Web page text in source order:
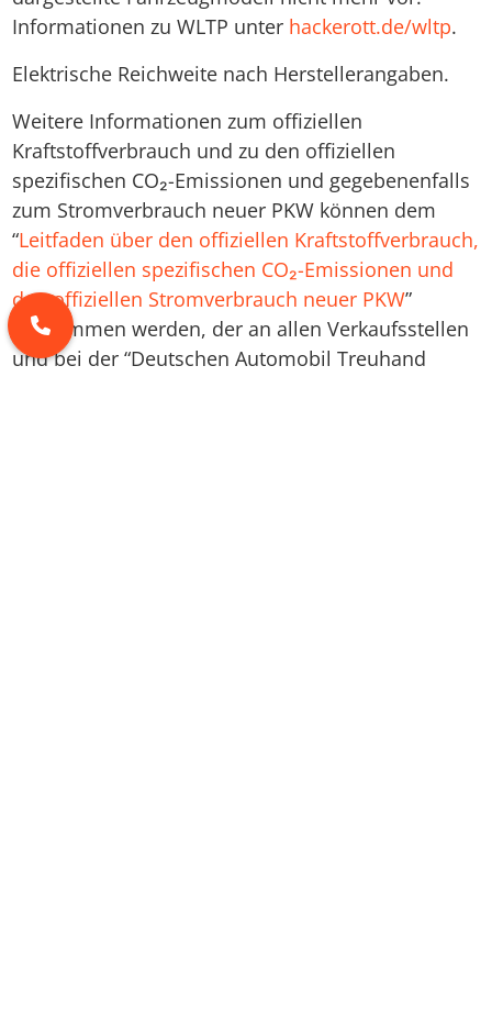
Informationen zu WLTP unter hackerott.de/wltp.
Elektrische Reichweite nach Herstellerangaben.
Weitere Informationen zum offiziellen
Kraftstoffverbrauch und zu den offiziellen
spezifischen CO₂-Emissionen und gegebenenfalls
zum Stromverbrauch neuer PKW können dem
“Leitfaden über den offiziellen Kraftstoffverbrauch,
die offiziellen spezifischen CO₂-Emissionen und
den offiziellen Stromverbrauch neuer PKW”
entnommen werden, der an allen Verkaufsstellen
und bei der “Deutschen Automobil Treuhand